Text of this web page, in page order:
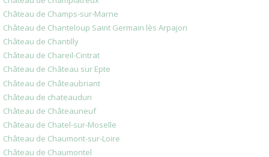
Château de Champs-sur-Marne
Château de Chanteloup Saint Germain lès Arpajon
Château de Chantilly
Château de Chareil-Cintrat
Château de Château sur Epte
Château de Châteaubriant
Château de chateaudun
Château de Châteauneuf
Château de Chatel-sur-Moselle
Château de Chaumont-sur-Loire
Château de Chaumontel